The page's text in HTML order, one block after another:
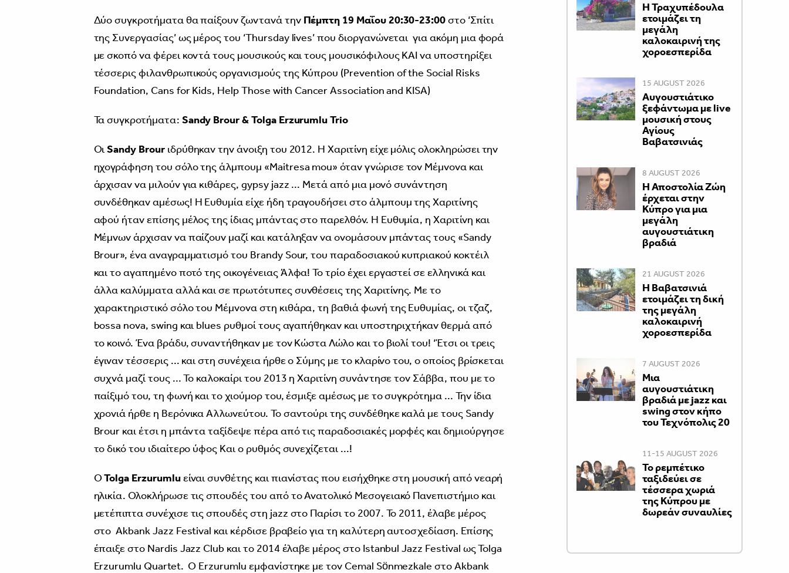
Δύο συγκροτήματα θα παίξουν ζωντανά την Πέμπτη 19 Μαΐου 20:30-23:00στο ‘Σπίτι
της Συνεργασίας’ ως μέρος του ‘Thursday lives’ που διοργανώνεται για ακόμη μια φορά
με σκοπό να φέρει κοντά τους μουσικούς και τους μουσικόφιλους ΚΑΙ να υποστηρίξει
τέσσερις φιλανθρωπικούς οργανισμούς της Κύπρου (Prevention of the Social Risks
Foundation, Cans for Kids, Help Those with Cancer Association and KISA)
Τα συγκροτήματα: Sandy Brour & Tolga Erzurumlu Trio
ΟιSandy Brourιδρύθηκαν την άνοιξη του 2012. Η Χαριτίνη είχε μόλις ολοκληρώσει την
ηχογράφηση του σόλο της άλμπουμ «Maitresa mou» όταν γνώρισε τον Μέμνονα και
άρχισαν να μιλούν για κιθάρες, gypsy jazz ... Μετά από μια μονό συνάντηση
συνδέθηκαν αμέσως! Η Ευθυμία είχε ήδη τραγουδήσει στο άλμπουμ της Χαριτίνης
αφού ήταν επίσης μέλος της ίδιας μπάντας στο παρελθόν. Η Ευθυμία, η Χαριτίνη και
Μέμνων άρχισαν να παίζουν μαζί και κατάληξαν να ονομάσουν μπάντας τους «Sandy
Brour», ένα αναγραμματισμό του Brandy Sour, του παραδοσιακού κυπριακού κοκτέιλ
και το αγαπημένο ποτό της οικογένειας Άλφα! Το τρίο έχει εργαστεί σε ελληνικά και
άλλα καλύμματα αλλά και σε πρωτότυπες συνθέσεις της Χαριτίνης. Με το
χαρακτηριστικό σόλο του Μέμνονα στη κιθάρα, τη βαθιά φωνή της Ευθυμίας, οι τζαζ,
bossa nova, swing και blues ρυθμοί τους αγαπήθηκαν και υποστηριχτήκαν θερμά από
το κοινό. Ένα βράδυ, συναντήθηκαν με τον Κώστα Λώλο και το βιολί του! ‘Έτσι οι τρεις
έγιναν τέσσερις ... και στη συνέχεια ήρθε ο Σύμης με το κλαρίνο του, ο οποίος βρίσκεται
συχνά μαζί τους ... Το καλοκαίρι του 2013 η Χαριτίνη συνάντησε τον Σάββα, που με το
παίξιμό του, τη φωνή και το χιούμορ του, έσμιξε αμέσως με το συγκρότημα ... Την ίδια
χρονιά ήρθε η Βερόνικα Αλλωνεύτου. Το σαντούρι της συνδέθηκε καλά με τους Sandy
Brour και έτσι η μπάντα ταξίδεψε πέρα από τις παραδοσιακές μορφές και δημιούργησε
το δικό του ιδιαίτερο ύφος Και ο ρυθμός συνεχίζεται ...!
ΟTolga Erzurumluείναι συνθέτης και πιανίστας που εισήχθηκε στη μουσική από νεαρή
ηλικία. Ολοκλήρωσε τις σπουδές του από το Ανατολικό Μεσογειακό Πανεπιστήμιο και
μετέπιπτα συνέχισε τις σπουδές στη jazz στο Παρίσι το 2007. Το 2011, έλαβε μέρος
στο Akbank Jazz Festival και κέρδισε βραβείο για τη καλύτερη αυτοσχεδίαση. Επίσης
έπαιξε στο Nardis Jazz Club και το 2014 έλαβε μέρος στο Istanbul Jazz Festival ως Tolga
Erzurumlu Quartet. O Erzurumlu εμφανίστηκε με τον Cemal Sönmezkale στο Akbank
Η Τραχυπέδουλα
ετοιμάζει τη
μεγάλη
καλοκαιρινή της
χοροεσπερίδα
15 AUGUST 2026
Αυγουστιάτικο
ξεφάντωμα με live
μουσική στους
Αγίους
Βαβατσινιάς
8 AUGUST 2026
Η Αποστολία Ζώη
έρχεται στην
Κύπρο για μια
μεγάλη
αυγουστιάτικη
βραδιά
21 AUGUST 2026
Η Βαβατσινιά
ετοιμάζει τη δική
της μεγάλη
καλοκαιρινή
χοροεσπερίδα
7 AUGUST 2026
Μια
αυγουστιάτικη
βραδιά με jazz και
swing στον κήπο
του Τεχνόπολις 20
11-15 AUGUST 2026
Το ρεμπέτικο
ταξιδεύει σε
τέσσερα χωριά
της Κύπρου με
δωρεάν συναυλίες